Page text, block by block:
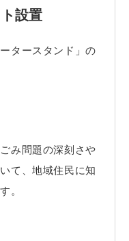
設置
タースタンド」の
み問題の深刻さや
て、地域住民に知
。